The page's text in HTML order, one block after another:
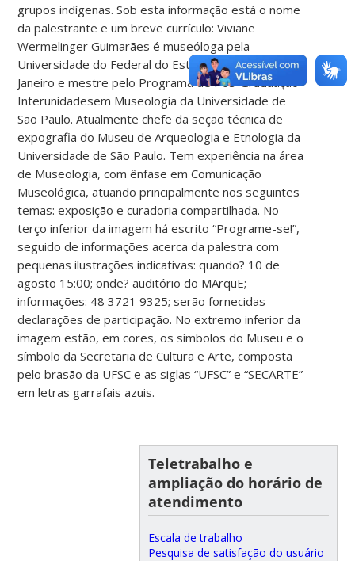
grupos indígenas. Sob esta informação está o nome
da palestrante e um breve currículo: Viviane
Wermelinger Guimarães é museóloga pela
Universidade do Federal do Estado do Rio de
Janeiro e mestre pelo Programa de Pós-Graduação
Interunidadesem Museologia da Universidade de
São Paulo. Atualmente chefe da seção técnica de
expografia do Museu de Arqueologia e Etnologia da
Universidade de São Paulo. Tem experiência na área
de Museologia, com ênfase em Comunicação
Museológica, atuando principalmente nos seguintes
temas: exposição e curadoria compartilhada. No
terço inferior da imagem há escrito “Programe-se!”,
seguido de informações acerca da palestra com
pequenas ilustrações indicativas: quando? 10 de
agosto 15:00; onde? auditório do MArquE;
informações: 48 3721 9325; serão fornecidas
declarações de participação. No extremo inferior da
imagem estão, em cores, os símbolos do Museu e o
símbolo da Secretaria de Cultura e Arte, composta
pelo brasão da UFSC e as siglas “UFSC” e “SECARTE”
em letras garrafais azuis.
Teletrabalho e
ampliação do horário de
atendimento
Escala de trabalho
Pesquisa de satisfação do usuário